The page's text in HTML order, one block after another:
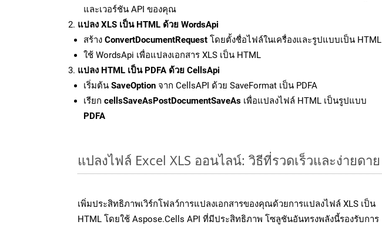
และเวอร์ชัน API ของคุณ
แปลง XLS เป็น HTML ด้วย WordsApi
สร้าง ConvertDocumentRequest โดยตั้งชื่อไฟล์ในเครื่องและรูปแบบเป็น HTML
ใช้ WordsApi เพื่อแปลงเอกสาร XLS เป็น HTML
แปลง HTML เป็น PDFA ด้วย CellsApi
เริ่มต้น SaveOption จาก CellsAPI ด้วย SaveFormat เป็น PDFA
เรียก cellsSaveAsPostDocumentSaveAs เพื่อแปลงไฟล์ HTML เป็นรูปแบบ
PDFA
แปลงไฟล์ Excel XLS ออนไลน์: วิธีที่รวดเร็วและง่ายดาย
เพิ่มประสิทธิภาพเวิร์กโฟลว์การแปลงเอกสารของคุณด้วยการแปลงไฟล์ XLS เป็น
HTML โดยใช้ Aspose.Cells API ที่มีประสิทธิภาพ โซลูชันอันทรงพลังนี้รองรับการ